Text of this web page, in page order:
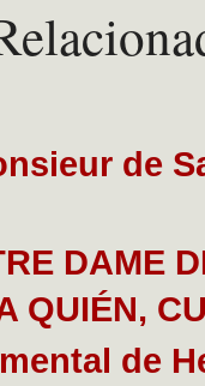
de
DAME
QUIÉN,
de